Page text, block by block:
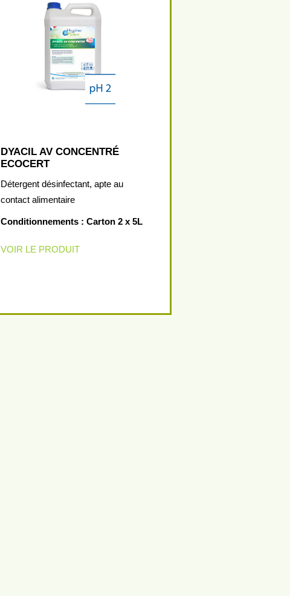
DYACIL AV CONCENTRÉ
ECOCERT
Détergent désinfectant, apte au
contact alimentaire
Conditionnements : Carton 2 x 5L
VOIR LE PRODUIT